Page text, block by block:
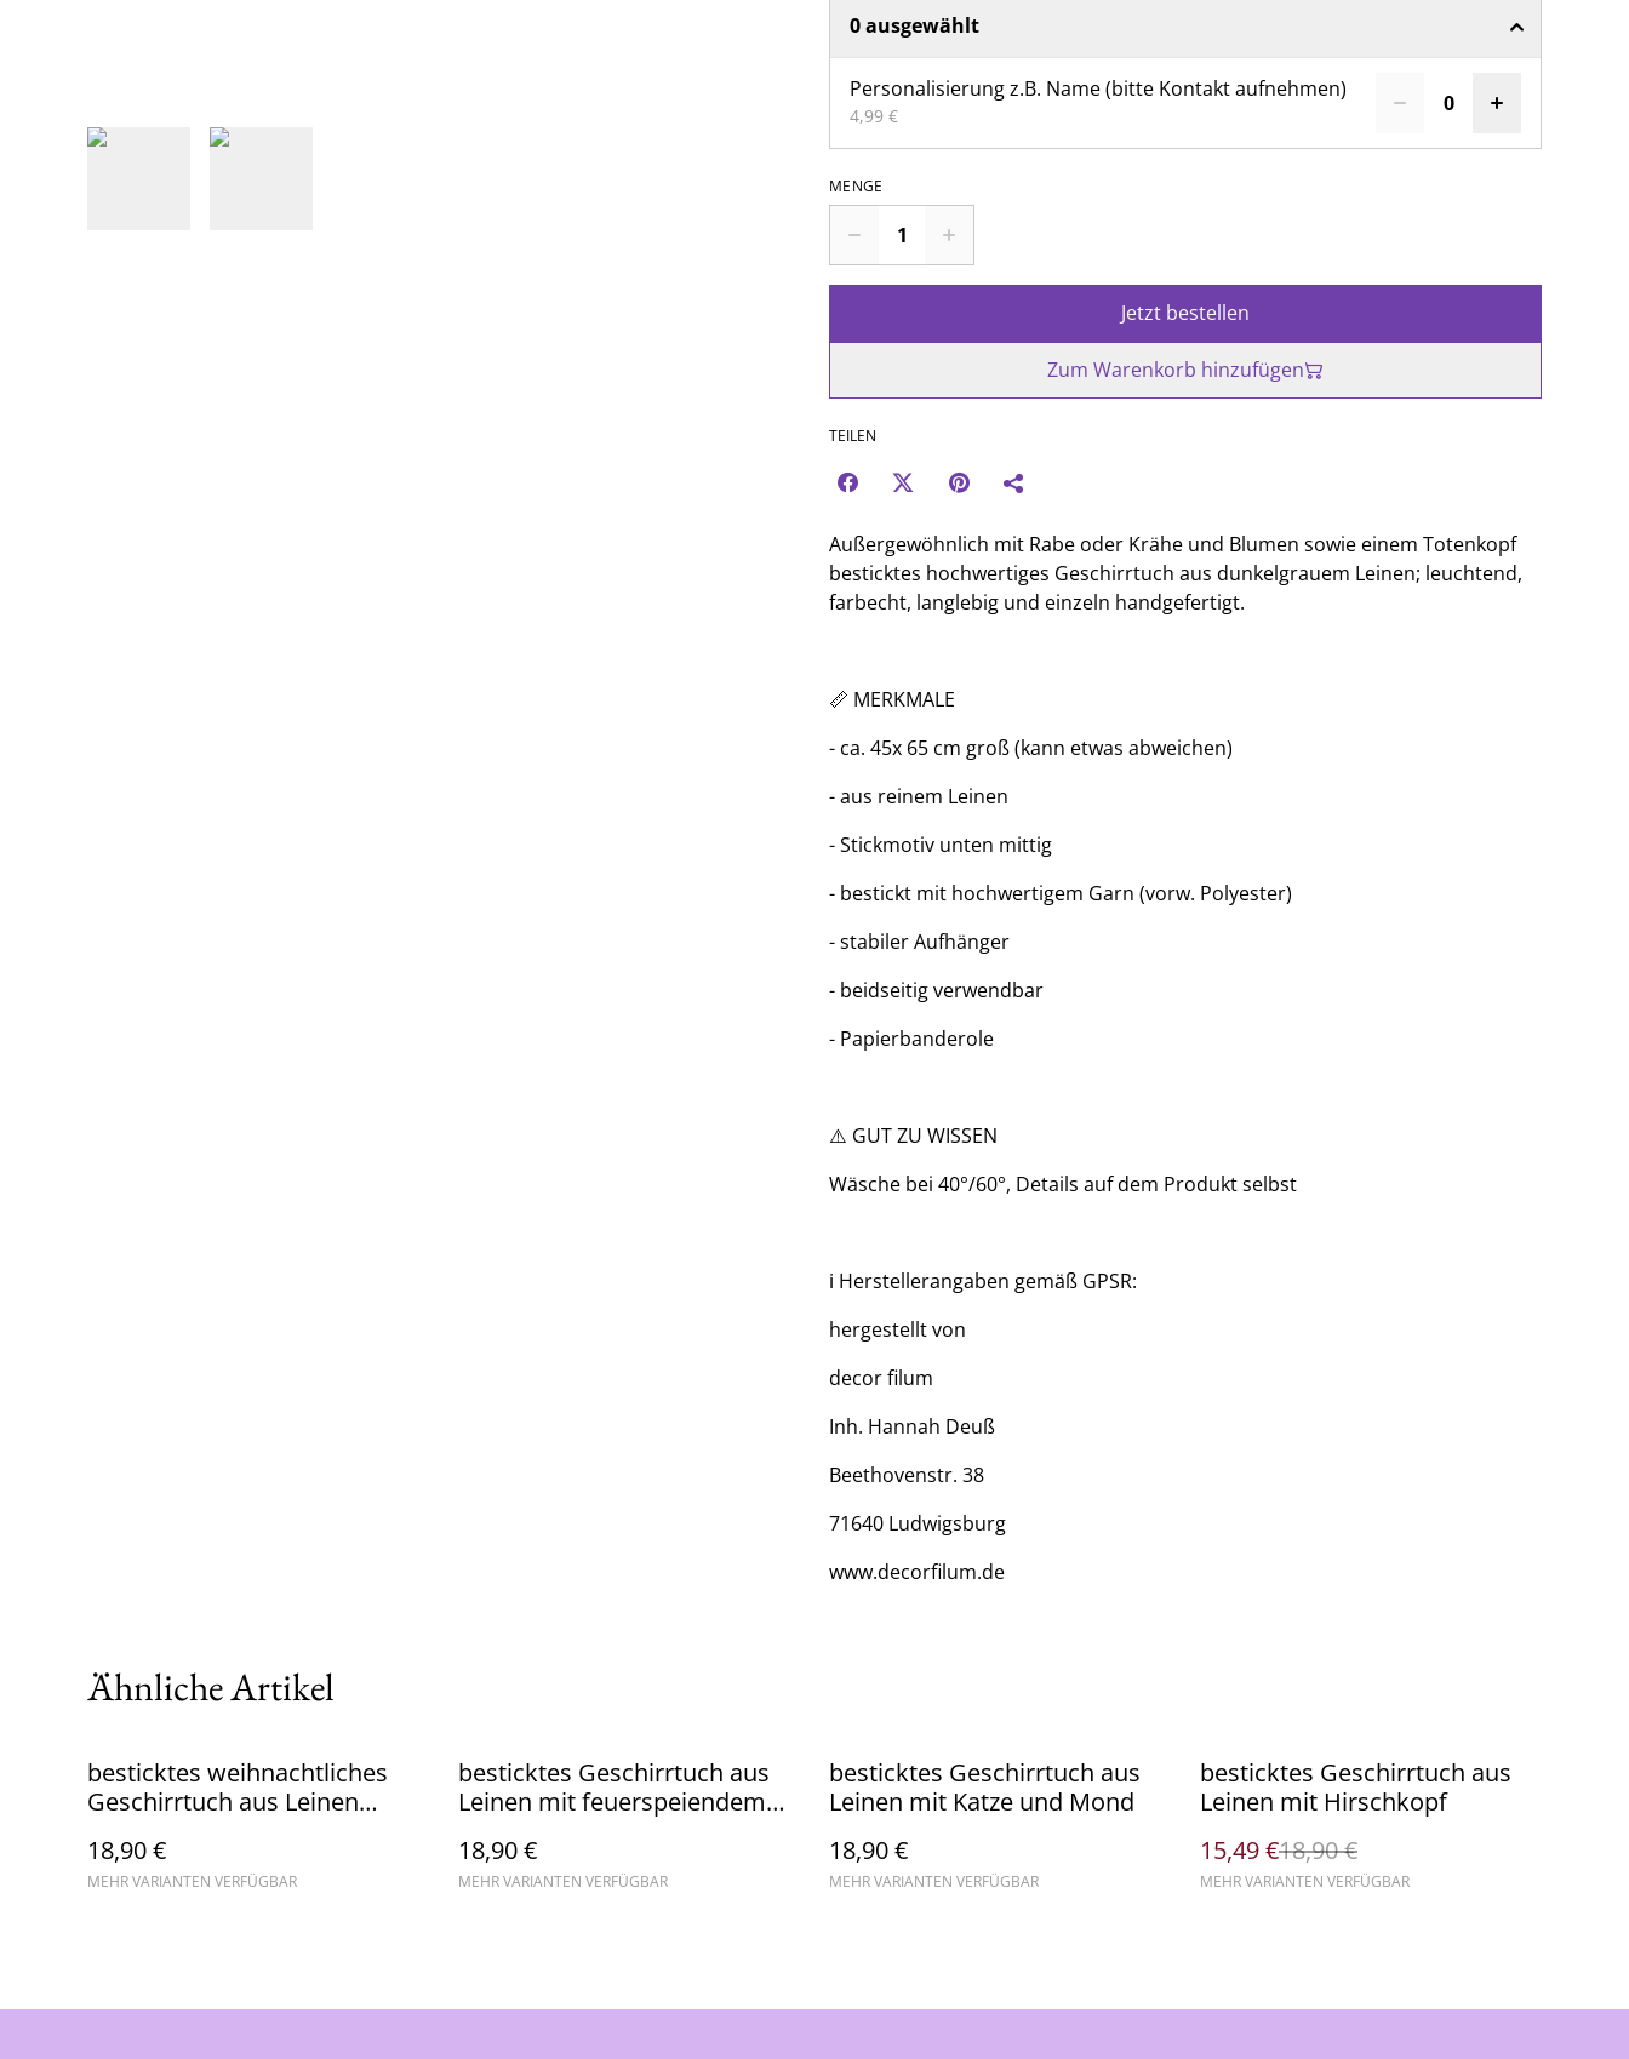
0 ausgewählt
Personalisierung z.B. Name (bitte Kontakt aufnehmen)
4,99 €
MENGE
Jetzt bestellen
Zum Warenkorb hinzufügen
TEILEN
Außergewöhnlich mit Rabe oder Krähe und Blumen sowie einem Totenkopf
besticktes hochwertiges Geschirrtuch aus dunkelgrauem Leinen; leuchtend,
farbecht, langlebig und einzeln handgefertigt.
📏 MERKMALE
- ca. 45x 65 cm groß (kann etwas abweichen)
- aus reinem Leinen
- Stickmotiv unten mittig
- bestickt mit hochwertigem Garn (vorw. Polyester)
- stabiler Aufhänger
- beidseitig verwendbar
- Papierbanderole
⚠️ GUT ZU WISSEN
Wäsche bei 40°/60°, Details auf dem Produkt selbst
ℹ️ Herstellerangaben gemäß GPSR:
hergestellt von
decor filum
Inh. Hannah Deuß
Beethovenstr. 38
71640 Ludwigsburg
www.decorfilum.de
Ähnliche Artikel
besticktes weihnachtliches
Geschirrtuch aus Leinen
Christmas
18,90 €
MEHR VARIANTEN VERFÜGBAR
besticktes Geschirrtuch aus
Leinen mit feuerspeiendem
18,90 €
MEHR VARIANTEN VERFÜGBAR
besticktes Geschirrtuch aus
Leinen mit Katze und Mond
18,90 €
MEHR VARIANTEN VERFÜGBAR
%
besticktes Geschirrtuch aus
Leinen mit Hirschkopf
15,49 €18,90 €
MEHR VARIANTEN VERFÜGBAR